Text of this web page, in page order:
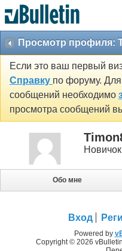
Просмотр профиля:
Если это ваш первый
Справку по форуму.
сообщений необходимо
просмотра сообщений
Новичок
Обо мне
Вход
Powered by
Copyright © 2026